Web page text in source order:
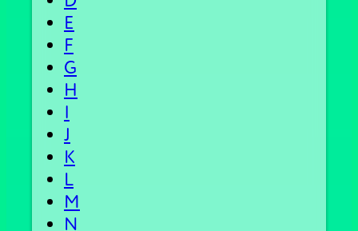
E
F
G
H
I
J
K
L
M
N